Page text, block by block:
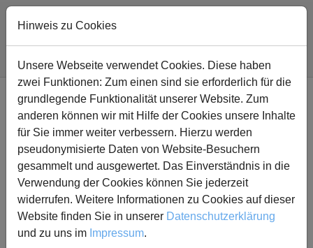
Zum Hauptinhalt springen
Sie sind hier:
Fridtjof Nansen Realschule Projekt Sommerabenteuer
Abenteuer Sommer - Sei dabei
Schüler spannende Ferienideen entdecken, die Natur
erleben und einfach nur gemeinsam Spaß haben.
Gemeinsam mit den Kolleginnen Frau Bergermann, Frau
Klassenzimmer” in Heeren-Werve. Hier lernten die Kids
die Natur auf ganz neue Weise kennen und führten
Hinweis zu Cookies
Unsere Webseite verwendet Cookies. Diese haben
zwei Funktionen: Zum einen sind sie erforderlich für die
grundlegende Funktionalität unserer Website. Zum
anderen können wir mit Hilfe der Cookies unsere Inhalte
für Sie immer weiter verbessern. Hierzu werden
pseudonymisierte Daten von Website-Besuchern
gesammelt und ausgewertet. Das Einverständnis in die
Verwendung der Cookies können Sie jederzeit
widerrufen. Weitere Informationen zu Cookies auf dieser
Website finden Sie in unserer Datenschutzerklärung
und zu uns im Impressum.